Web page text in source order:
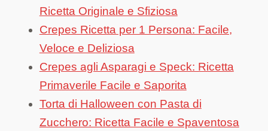
Ricetta Originale e Sfiziosa
Crepes Ricetta per 1 Persona: Facile,
Veloce e Deliziosa
Crepes agli Asparagi e Speck: Ricetta
Primaverile Facile e Saporita
Torta di Halloween con Pasta di
Zucchero: Ricetta Facile e Spaventosa